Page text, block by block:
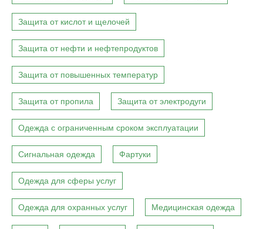
Защита от кислот и щелочей
Защита от нефти и нефтепродуктов
Защита от повышенных температур
Защита от пропила Защита от электродуги
Одежда с ограниченным сроком эксплуатации
Сигнальная одежда Фартуки
Одежда для сферы услуг
Одежда для охранных услуг Медицинская одежда